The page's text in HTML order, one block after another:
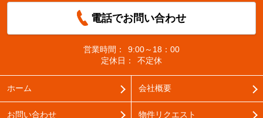
電話でお問い合わせ
営業時間：
9:00～18：00
定休日：
不定休
ホーム 会社概要
お問い合わせ 物件リクエスト